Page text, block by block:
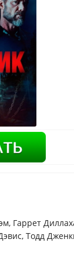
Гаррет
Тодд